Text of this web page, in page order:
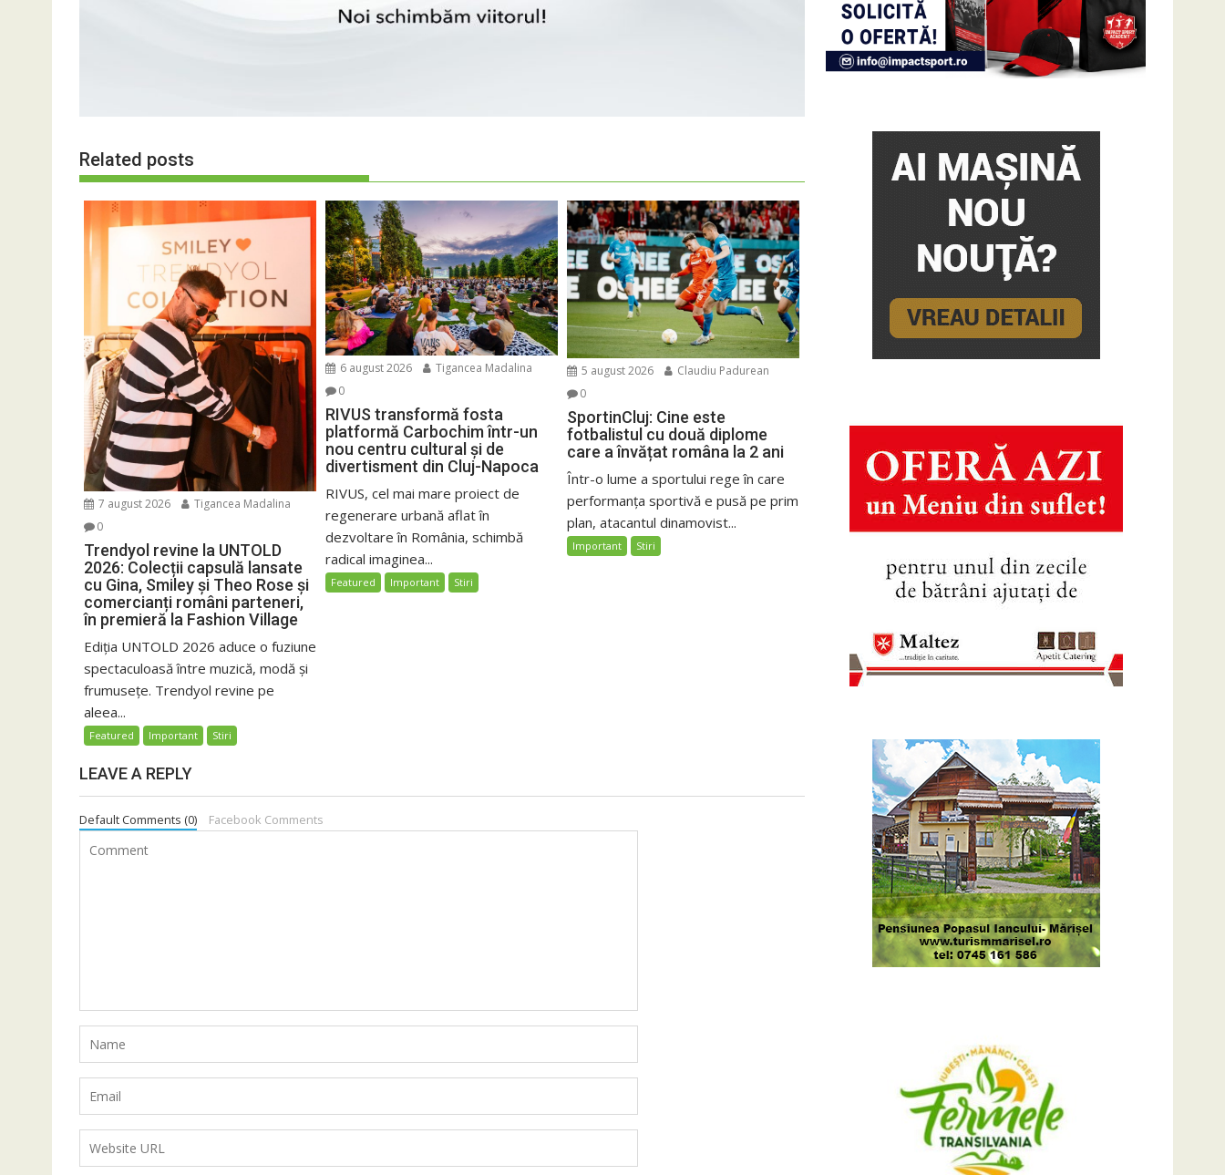
Related posts
7 august 2026
Tigancea Madalina
0
Trendyol revine la UNTOLD
2026: Colecții capsulă lansate
cu Gina, Smiley și Theo Rose și
comercianți români parteneri,
în premieră la Fashion Village
Ediția UNTOLD 2026 aduce o fuziune
spectaculoasă între muzică, modă și
frumusețe. Trendyol revine pe
aleea...
Featured Important Stiri
6 august 2026
Tigancea Madalina
0
RIVUS transformă fosta
platformă Carbochim într-un
nou centru cultural și de
divertisment din Cluj-Napoca
RIVUS, cel mai mare proiect de
regenerare urbană aflat în
dezvoltare în România, schimbă
radical imaginea...
Featured Important Stiri
5 august 2026
Claudiu Padurean
0
SportinCluj: Cine este
fotbalistul cu două diplome
care a învățat româna la 2 ani
Într-o lume a sportului rege în care
performanța sportivă e pusă pe prim
plan, atacantul dinamovist...
Important Stiri
LEAVE A REPLY
Default Comments (0) Facebook Comments